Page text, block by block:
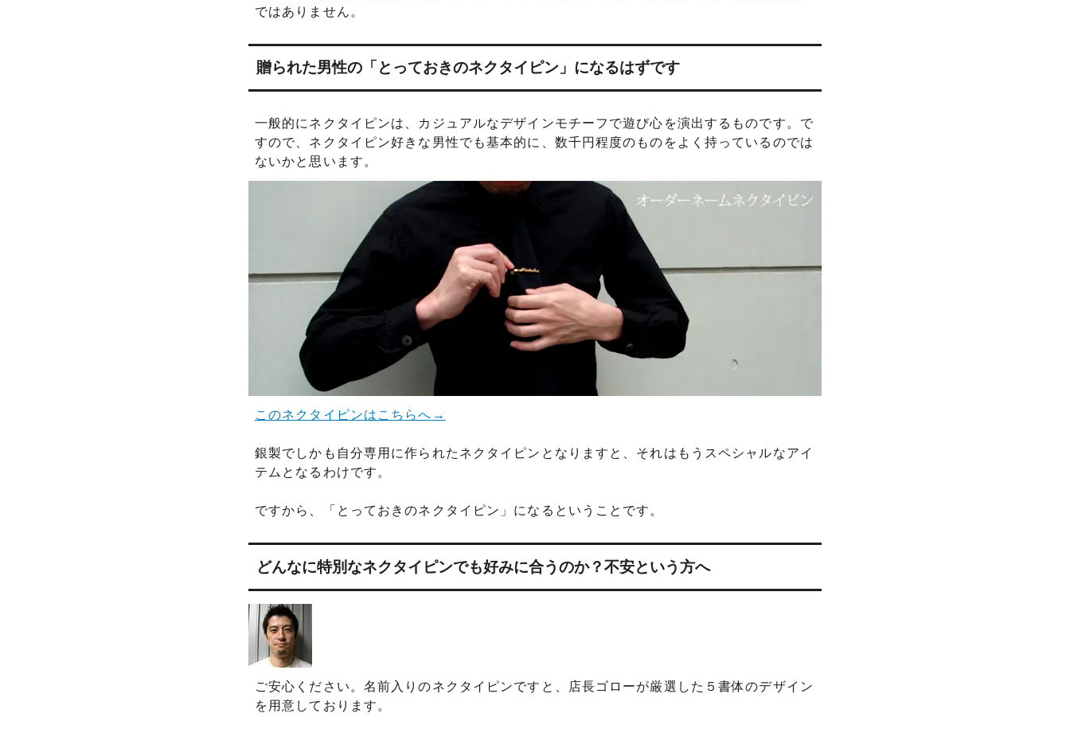
ではありません。
贈られた男性の「とっておきのネクタイピン」になるはずです
一般的にネクタイピンは、カジュアルなデザインモチーフで遊び心を演出するものです。で
すので、ネクタイピン好きな男性でも基本的に、数千円程度のものをよく持っているのでは
ないかと思います。
このネクタイピンはこちらへ→
銀製でしかも自分専用に作られたネクタイピンとなりますと、それはもうスペシャルなアイ
テムとなるわけです。
ですから、「とっておきのネクタイピン」になるということです。
どんなに特別なネクタイピンでも好みに合うのか？不安という方へ
ご安心ください。名前入りのネクタイピンですと、店長ゴローが厳選した５書体のデザイン
を用意しております。